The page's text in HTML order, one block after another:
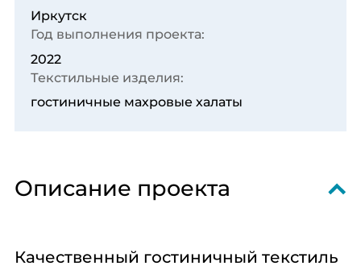
Предприятия
питания
химия
Подробнее
Технологическое
Подробнее
Запасные части
профессиональная
Подробнее
Иркутск
Год выполнения проекта:
2022
Текстильные изделия:
гостиничные махровые халаты
Описание проекта
Качественный гостиничный текстиль